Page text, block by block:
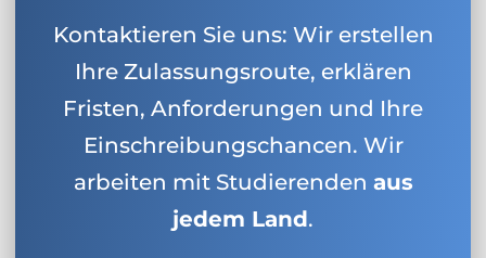
Kontaktieren Sie uns: Wir erstellen
Ihre Zulassungsroute, erklären
Fristen, Anforderungen und Ihre
Einschreibungschancen. Wir
arbeiten mit Studierenden aus
jedem Land.